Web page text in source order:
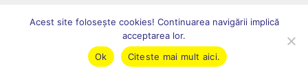
Acest site foloseşte cookies! Continuarea navigării implică
acceptarea lor.
Ok
Citeste mai mult aici.